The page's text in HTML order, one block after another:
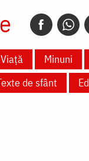
Viață Minuni
de sfânt